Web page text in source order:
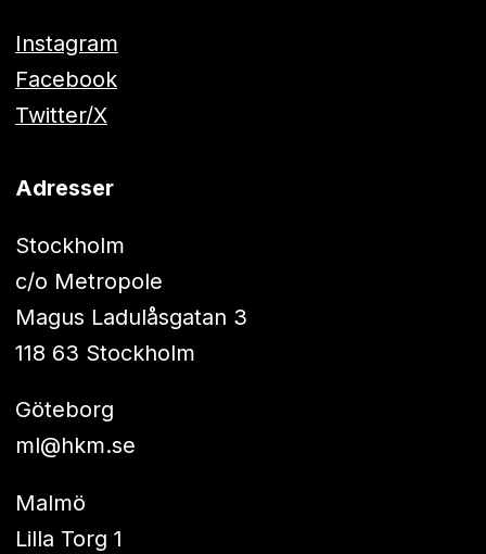
Instagram
Facebook
Twitter/X
Adresser
Stockholm
c/o Metropole
Magus Ladulåsgatan 3
118 63 Stockholm
Göteborg
ml@hkm.se
Malmö
Lilla Torg 1